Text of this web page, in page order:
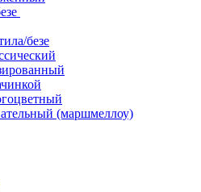
безе
(маршмеллоу)